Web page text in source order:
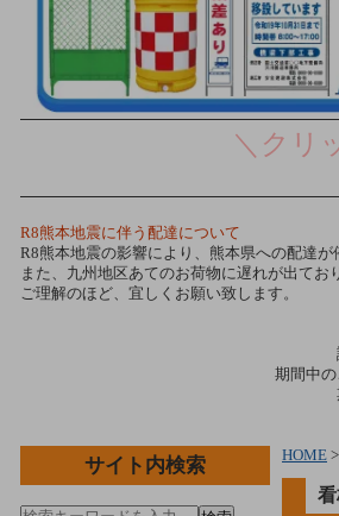
＼クリ
R8熊本地震に伴う配達について
R8熊本地震の影響により、熊本県への配達が
また、九州地区あてのお荷物に遅れが出てお
ご理解のほど、宜しくお願い致します。
期間中
サイト内検索 HOME